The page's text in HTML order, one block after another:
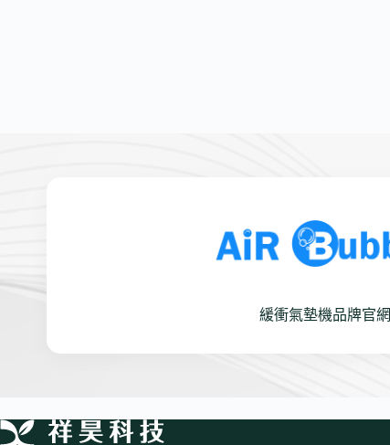
緩衝氣墊機品牌官網